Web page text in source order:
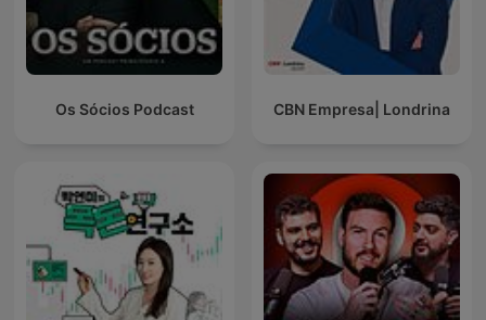
Os Sócios Podcast CBN Empresa| Londrina